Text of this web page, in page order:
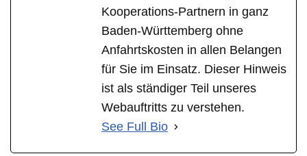
Kooperations-Partnern in ganz
Baden-Württemberg ohne
Anfahrtskosten in allen Belangen
für Sie im Einsatz. Dieser Hinweis
ist als ständiger Teil unseres
Webauftritts zu verstehen.
See Full Bio